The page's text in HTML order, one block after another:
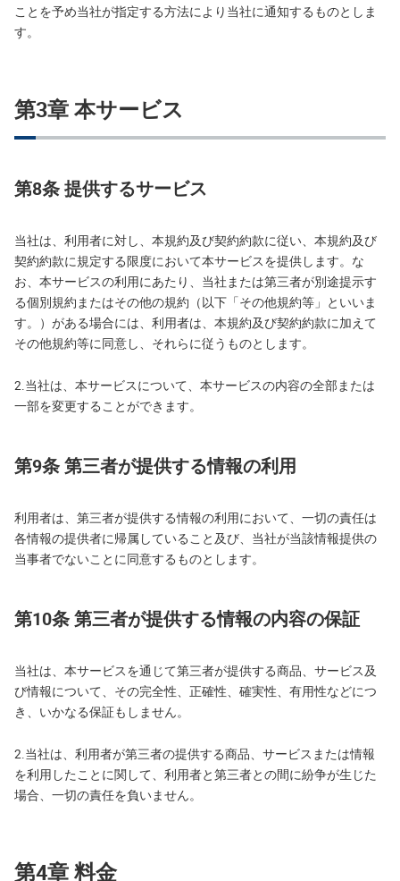
ことを予め当社が指定する方法により当社に通知するものとしま
す。
第3章 本サービス
第8条 提供するサービス
当社は、利用者に対し、本規約及び契約約款に従い、本規約及び
契約約款に規定する限度において本サービスを提供します。な
お、本サービスの利用にあたり、当社または第三者が別途提示す
る個別規約またはその他の規約（以下「その他規約等」といいま
す。）がある場合には、利用者は、本規約及び契約約款に加えて
その他規約等に同意し、それらに従うものとします。
2.当社は、本サービスについて、本サービスの内容の全部または
一部を変更することができます。
第9条 第三者が提供する情報の利用
利用者は、第三者が提供する情報の利用において、一切の責任は
各情報の提供者に帰属していること及び、当社が当該情報提供の
当事者でないことに同意するものとします。
第10条 第三者が提供する情報の内容の保証
当社は、本サービスを通じて第三者が提供する商品、サービス及
び情報について、その完全性、正確性、確実性、有用性などにつ
き、いかなる保証もしません。
2.当社は、利用者が第三者の提供する商品、サービスまたは情報
を利用したことに関して、利用者と第三者との間に紛争が生じた
場合、一切の責任を負いません。
第4章 料金